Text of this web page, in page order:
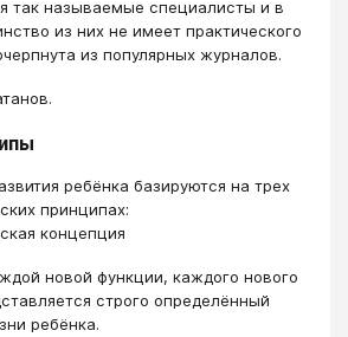
так называемые специалисты и в
из них не имеет практического
из популярных журналов.
ребёнка базируются на трех
принципах:
концепция
новой функции, каждого нового
строго определённый
ребёнка.